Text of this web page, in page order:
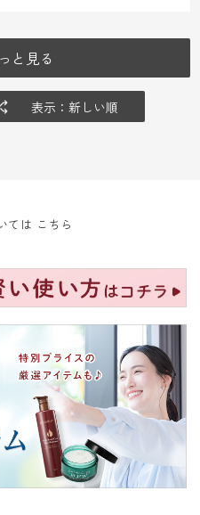
と見る
表示：新しい順
ては こちら